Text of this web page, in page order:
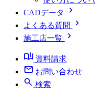
CADデータ chevron_right
よくある質問 chevron_right
施工店一覧
chevron_right
book_ribbon 資料請求
mail お問い合わせ
search 検索